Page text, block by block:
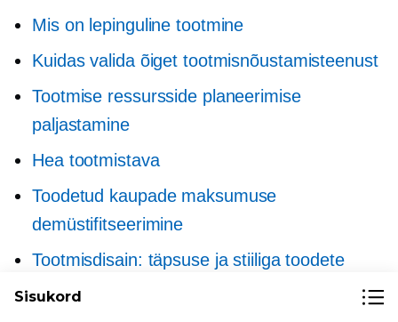
Mis on lepinguline tootmine
Kuidas valida õiget tootmisnõustamisteenust
Tootmise ressursside planeerimise
paljastamine
Hea tootmistava
Toodetud kaupade maksumuse
demüstifitseerimine
Tootmisdisain: täpsuse ja stiiliga toodete
loomine
Sisukord